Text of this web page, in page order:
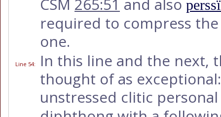
CSM 265:51 and also
required to compress
one.
Line 54:
In this line and the next,
thought of as
unstressed clitic